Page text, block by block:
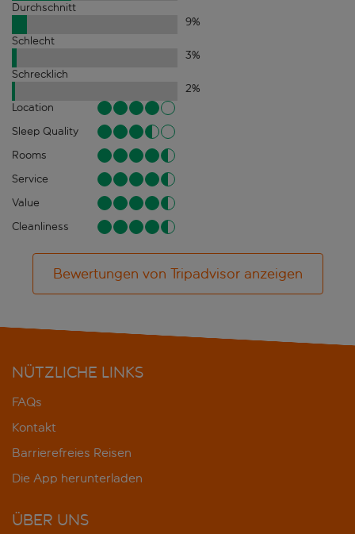
Durchschnitt
9%
Schlecht
3%
Schrecklich
2%
Location
Sleep Quality
Rooms
Service
Value
Cleanliness
Bewertungen von Tripadvisor anzeigen
NÜTZLICHE LINKS
FAQs
Kontakt
Barrierefreies Reisen
Die App herunterladen
ÜBER UNS